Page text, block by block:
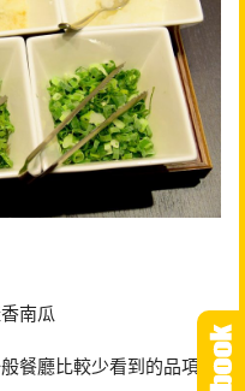
南瓜
餐廳比較少看到的品項